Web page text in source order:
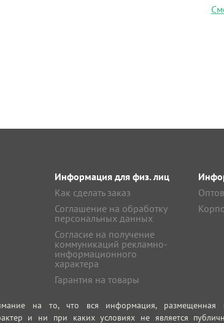
Информация для физ. лиц
Как сделать заказ
Соглашение на обработку
персональных данных
Согласие на получение
коммуникаций рекламно-
информационного
характера
Гарантия на товары
на то, что вся информация, размещенная
и ни при каких условиях не является